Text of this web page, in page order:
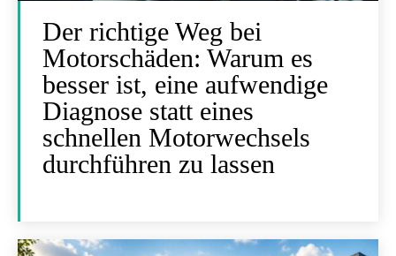
Der richtige Weg bei
Motorschäden: Warum es
besser ist, eine aufwendige
Diagnose statt eines
schnellen Motorwechsels
durchführen zu lassen